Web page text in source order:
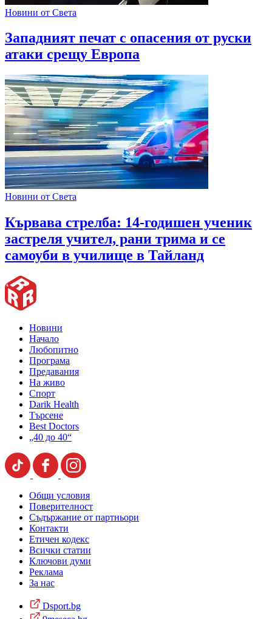
Новини от Света
Западният печат с опасения от руски
атаки срещу Европа
Новини от Света
Кървава стрелба: 14-годишен ученик
застреля учител, рани трима и се
самоуби в училище в Тайланд
Новини
Начало
Любопитно
Програма
Предавания
На живо
Спорт
Darik Health
Търсене
Best Doctors
„40 до 40“
Общи условия
Поверителност
Съдържание от партньори
Контакти
Етичен кодекс
Всички статии
Ключови думи
Реклама
За нас
Dsport.bg